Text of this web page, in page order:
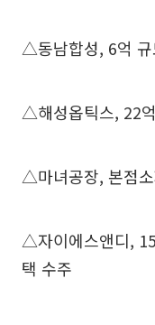
△동남합성, 6억 규
△해성옵틱스, 22
△마녀공장, 본점
△자이에스앤디,
택 수주